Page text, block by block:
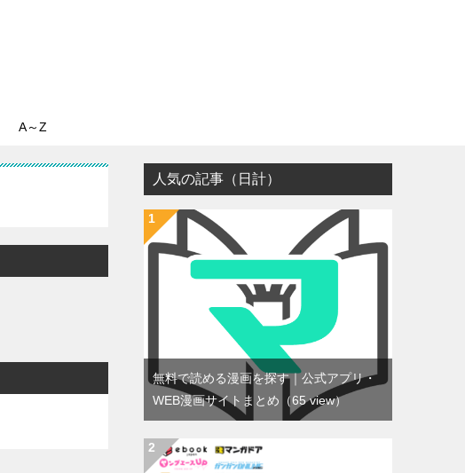
A～Z
人気の記事（日計）
無料で読める漫画を探す｜公式アプリ・
WEB漫画サイトまとめ （65 view）